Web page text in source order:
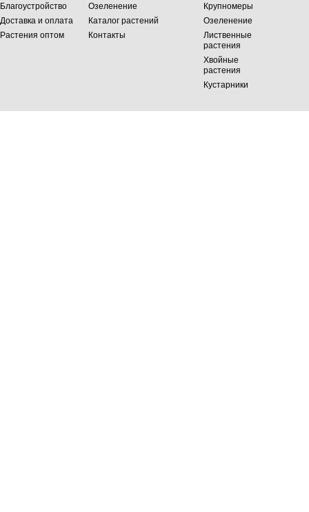
Благоустройство
Озеленение
Доставка и оплата
Каталог растений
Растения оптом
Контакты
Крупномеры
Озеленение
Лиственные
растения
Хвойные
растения
Кустарники